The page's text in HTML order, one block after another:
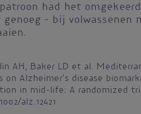
had het
genoeg – bij volwassenen
AH, Baker LD et al.
Alzheimer's disease
in mid-life: A randomized
alz.12421